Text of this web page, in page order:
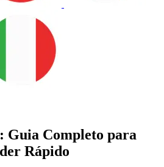
Guia Completo para
Rápido